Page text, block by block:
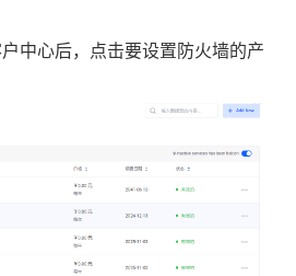
中心后，点击要设置防火墙的产